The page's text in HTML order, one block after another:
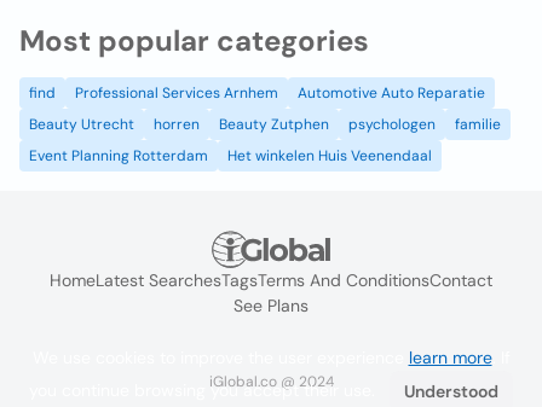
Most popular categories
find Professional Services Arnhem
Automotive Auto Reparatie
Beauty Utrecht
horren Beauty Zutphen psychologen
familie
Event Planning Rotterdam
Het winkelen Huis Veenendaal
HomeLatest SearchesTagsTerms And ConditionsContact
See Plans
iGlobal.co @ 2024
learn more. If
you continue browsing you accept their use.
Understood